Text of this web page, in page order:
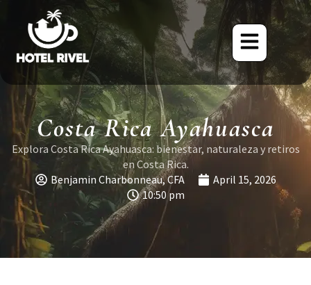
Costa Rica Ayahuasca
Explora Costa Rica Ayahuasca: bienestar, naturaleza y retiros
en Costa Rica.
Benjamin Charbonneau, CFA
April 15, 2026
10:50 pm